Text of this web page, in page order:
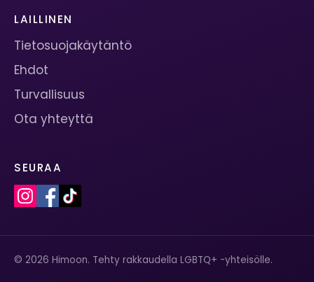
LAILLINEN
Tietosuojakäytäntö
Ehdot
Turvallisuus
Ota yhteyttä
SEURAA
© 2026 Himoon. Tehty rakkaudella LGBTQ+ -yhteisölle.